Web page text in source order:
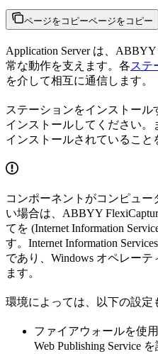
ページをコピーページをコピー
Application Server は、
常な動作を支えます。各ステ
を介して相互に通信します。
ステーションをインストール
インストールしてください。
インストールされていること
コンポーネントがコンピュ
い場合は、ABBYY
てを (Internet Information
す。Internet Information
であり、Windows オペレー
ます。
環境によっては、以下の設定
ファイアウォールを使
Web Publishing Service